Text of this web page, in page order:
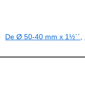
De Ø 50-40 mm x 1½´´,